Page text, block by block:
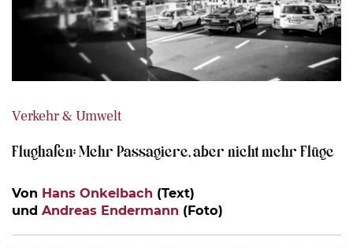
Verkehr & Umwelt
Flughafen: Mehr Passagiere, aber nicht mehr Flüge
Von Hans Onkelbach (Text)
und Andreas Endermann (Foto)